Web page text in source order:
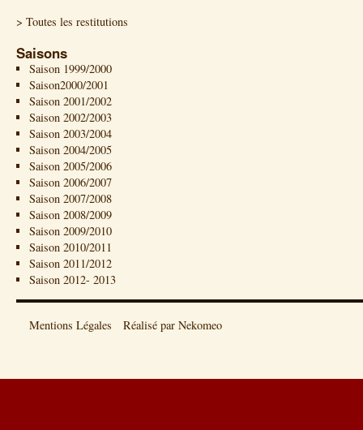
> Toutes les restitutions
Saisons
Saison 1999/2000
Saison2000/2001
Saison 2001/2002
Saison 2002/2003
Saison 2003/2004
Saison 2004/2005
Saison 2005/2006
Saison 2006/2007
Saison 2007/2008
Saison 2008/2009
Saison 2009/2010
Saison 2010/2011
Saison 2011/2012
Saison 2012- 2013
Mentions Légales Réalisé par Nekomeo